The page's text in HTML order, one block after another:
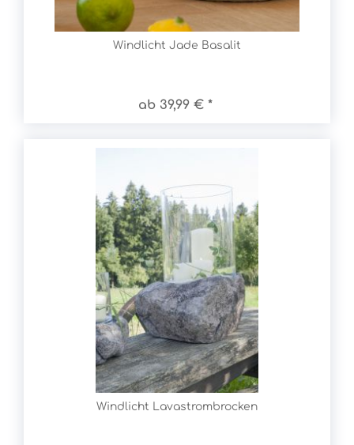
Windlicht Jade Basalit
ab 39,99 € *
Windlicht Lavastrombrocken